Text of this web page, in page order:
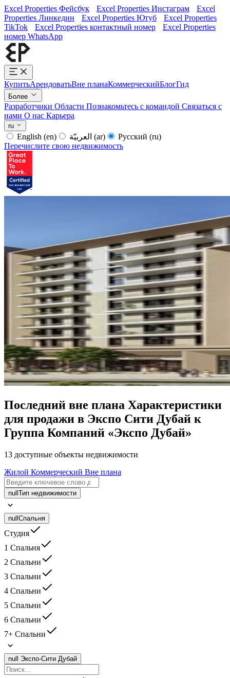
Excel Properties Фейсбук Excel Properties Инстаграм
Excel
Properties Линкедин
Excel Properties Ютуб
Excel Properties
TikTok
Excel Properties контактный номер
Excel Properties
номер WhatsApp
КупитьАрендоватьВне планаКоммерческийБлогГид
Более
Разработчики Области Познакомьтесь с командой Связаться с
нами О нас Карьера
ru
English (en) (ar) Русский (ru)
Перечислите свою недвижимость
Последний вне плана Характеристики
для продажи в Экспо Сити Дубай к
Группа Компаний «Экспо Дубай»
13 доступные объекты недвижимости
Жилой Коммерческий Вне плана
null Тип недвижимости
null Спальня
Студия
1 Спальня
2 Спальни
3 Спальни
4 Спальни
5 Спальни
6 Спальни
7+ Спальни
null Экспо-Сити Дубай